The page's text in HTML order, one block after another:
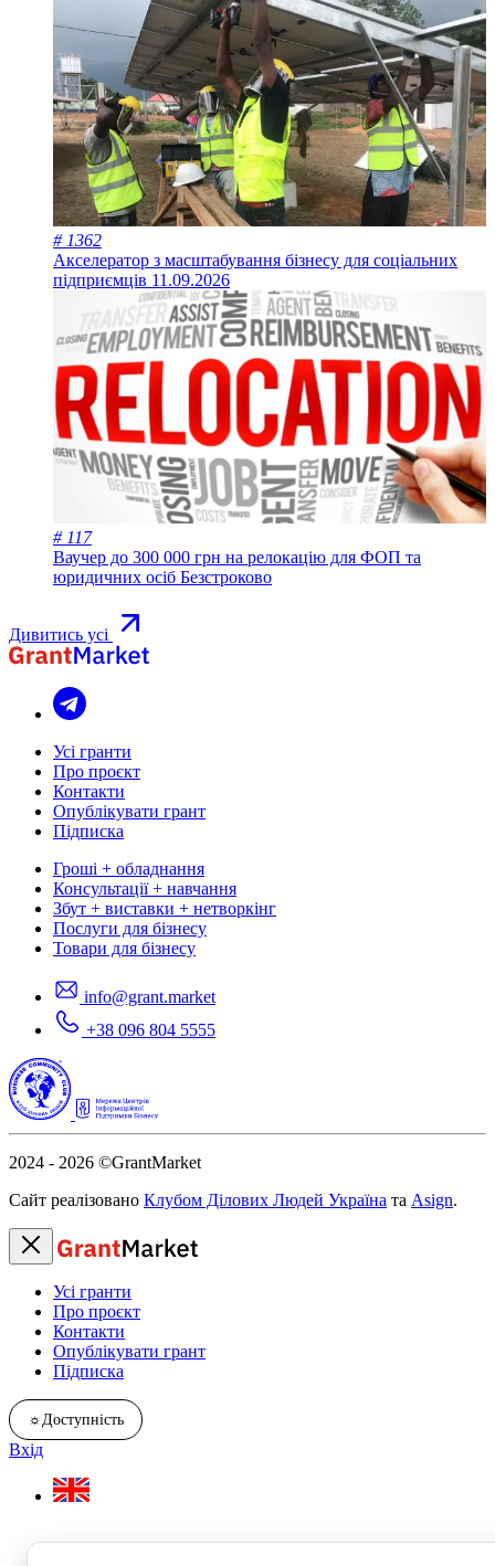
# 1362
Акселератор з масштабування бізнесу для соціальних
підприємців 11.09.2026
# 117
Ваучер до 300 000 грн на релокацію для ФОП та
юридичних осіб Безстроково
Дивитись усі
Усі гранти
Про проєкт
Контакти
Опублікувати грант
Підписка
Гроші + обладнання
Консультації + навчання
Збут + виставки + нетворкінг
Послуги для бізнесу
Товари для бізнесу
info@grant.market
+38 096 804 5555
2024 - 2026 ©GrantMarket
Сайт реалізовано Клубом Ділових Людей Україна та Asign.
Усі гранти
Про проєкт
Контакти
Опублікувати грант
Підписка
☼ Доступність
Вхід